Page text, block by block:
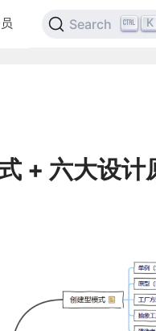
Search K
+ 六大设计